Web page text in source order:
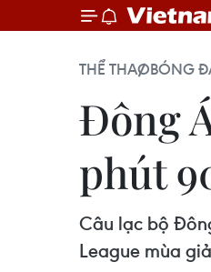
THỂ THAOBÓNG
Đông
phút
Câu lạc bộ
League mùa